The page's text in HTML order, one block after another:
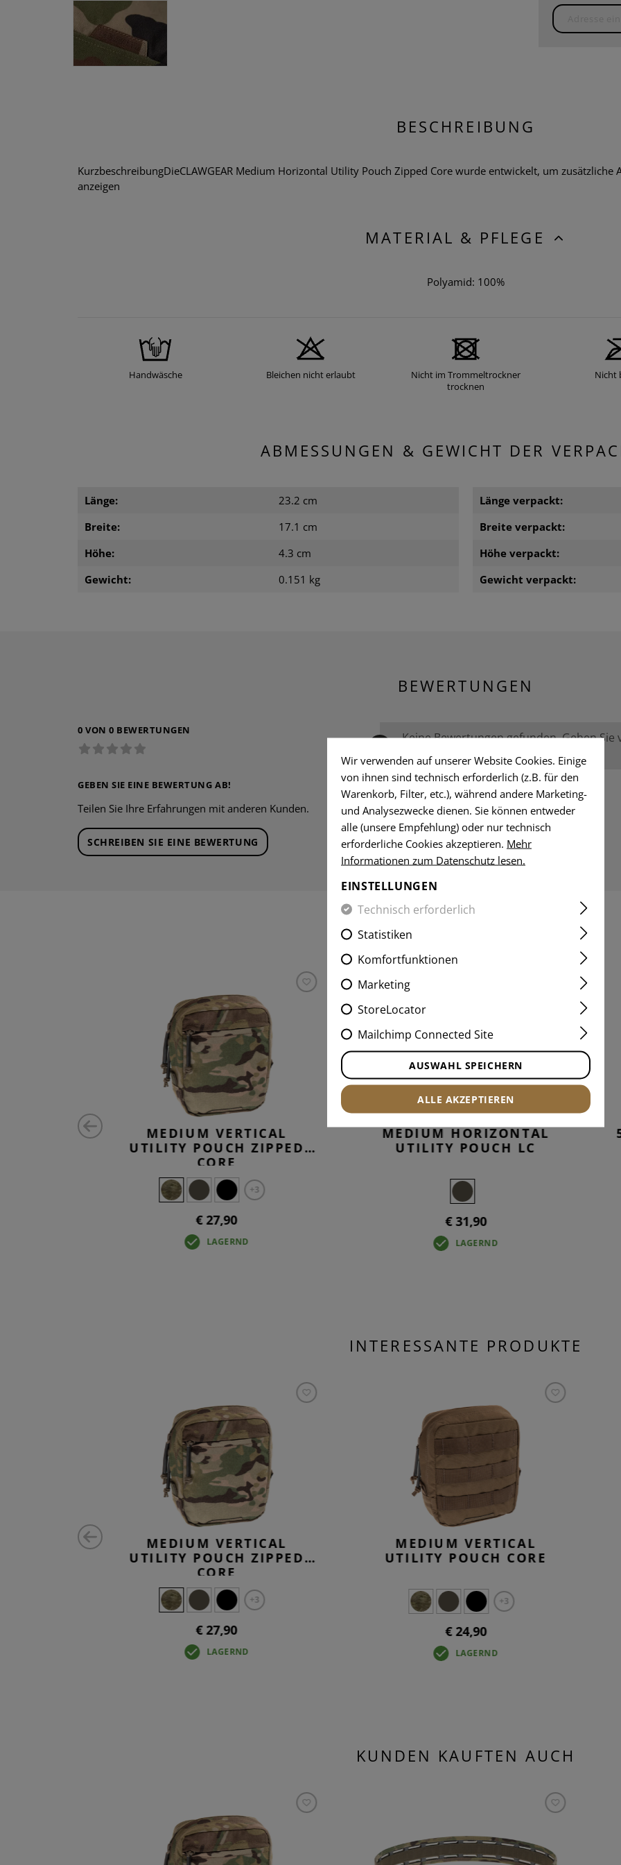
BESCHREIBUNG
KurzbeschreibungDieCLAWGEAR Medium Horizontal Utility Pouch Zipped Core wurde entwickelt, um zusätzliche
anzeigen
MATERIAL & PFLEGE
Polyamid: 100%
Handwäsche Bleichen nicht erlaubt
Nicht im Trommeltrockner
trocknen
Nicht
ABMESSUNGEN & GEWICHT DER
Länge: 23.2 cm Länge verpackt:
Breite:
17.1 cm Breite verpackt:
Höhe:
4.3 cm Höhe verpackt:
Gewicht:
0.151 kg Gewicht verpackt:
BEWERTUNGEN
0 VON 0 BEWERTUNGEN
GEBEN SIE EINE BEWERTUNG AB!
Teilen Sie Ihre Erfahrungen mit anderen Kunden.
SCHREIBEN SIE EINE BEWERTUNG
Keine Bewertungen gefunden. Gehen
anderen.
PASSENDE PRODUKTE
MEDIUM VERTICAL
UTILITY POUCH ZIPPED
CORE
+3
€ 27,90
LAGERND
MEDIUM HORIZONTAL
UTILITY POUCH LC
€ 31,90
LAGERND
INTERESSANTE PRODUKTE
MEDIUM VERTICAL
UTILITY POUCH ZIPPED
CORE
+3
€ 27,90
LAGERND
MEDIUM VERTICAL
UTILITY POUCH CORE
+3
€ 24,90
LAGERND
KUNDEN KAUFTEN AUCH
Wir verwenden auf unserer Website Cookies. Einige
von ihnen sind technisch erforderlich (z.B. für den
Warenkorb, Filter, etc.), während andere Marketing-
und Analysezwecke dienen. Sie können entweder
alle (unsere Empfehlung) oder nur technisch
erforderliche Cookies akzeptieren. Mehr
Informationen zum Datenschutz lesen.
EINSTELLUNGEN
Technisch erforderlich
Statistiken
Komfortfunktionen
Marketing
StoreLocator
Mailchimp Connected Site
AUSWAHL SPEICHERN
ALLE AKZEPTIEREN